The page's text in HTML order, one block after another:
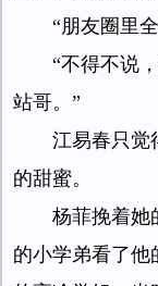
“朋友圈里
“不得不说
站哥。”
江易春只觉
的甜蜜。
杨菲挽着她
的小学弟看了他